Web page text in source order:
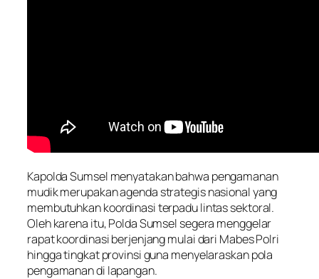
Kapolda Sumsel menyatakan bahwa pengamanan
mudik merupakan agenda strategis nasional yang
membutuhkan koordinasi terpadu lintas sektoral.
Oleh karena itu, Polda Sumsel segera menggelar
rapat koordinasi berjenjang mulai dari Mabes Polri
hingga tingkat provinsi guna menyelaraskan pola
pengamanan di lapangan.